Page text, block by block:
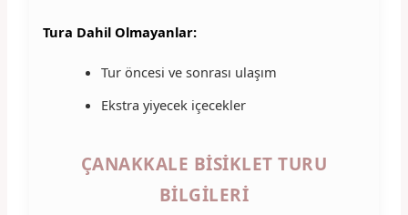
Tura Dahil Olmayanlar:
Tur öncesi ve sonrası ulaşım
Ekstra yiyecek içecekler
ÇANAKKALE BISIKLET TURU
BILGILERI